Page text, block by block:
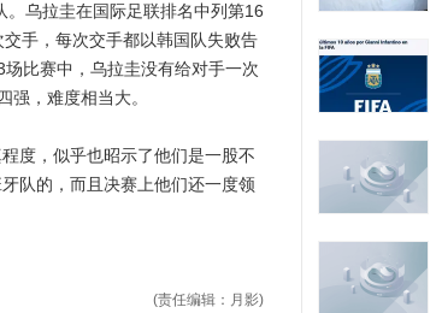
。乌拉圭在国际足联排名中列第16
手，每次交手都以韩国队失败告
比赛中，乌拉圭没有给对手一次
，难度相当大。
度，似乎也昭示了他们是一股不
队的，而且决赛上他们还一度领
(责任编辑：月影)